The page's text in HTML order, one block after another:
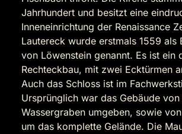
Jahrhundert und besitzt eine
Inneneinrichtung der Renaissance
Lautereck wurde erstmals 1559 als
von Löwenstein genannt. Es ist ein
Rechteckbau, mit zwei Ecktürmen
Auch das Schloss ist im
Ursprünglich war das Gebäude von
Wassergraben umgeben, sowie
um das komplette Gelände. Die